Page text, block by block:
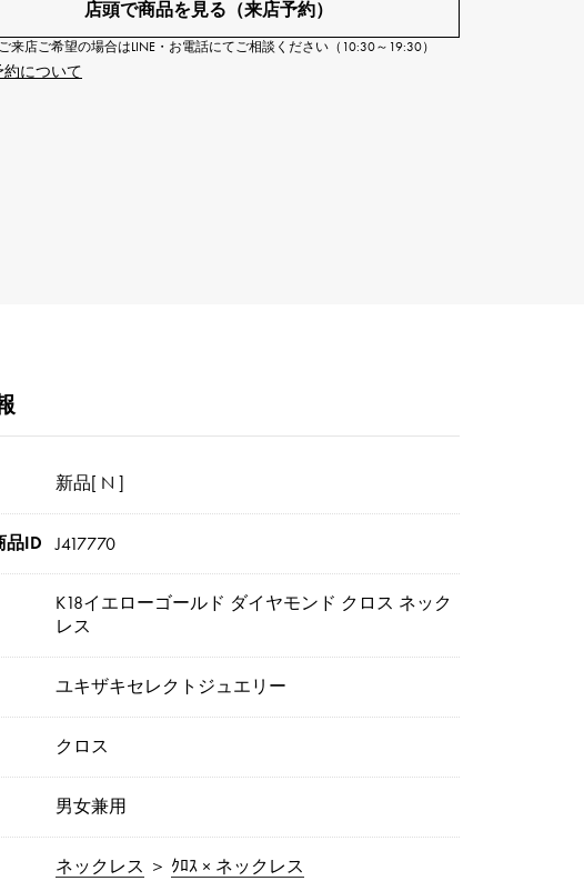
ウォッチ
店頭で商品を見る（来店予約）
来店ご希望の場合はLINE・お電話にてご相談ください（10:30～19:30）
約について
新品[ N ]
品ID J417770
K18イエローゴールド ダイヤモンド クロス ネック
レス
ユキザキセレクトジュエリー
クロス
男女兼用
ネックレス ＞ ｸﾛｽ × ネックレス